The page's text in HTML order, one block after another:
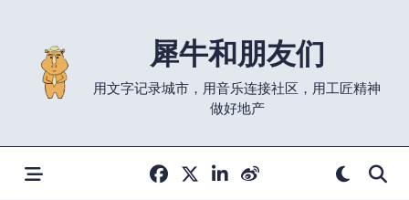
content
犀牛和朋友们
用文字记录城市，用音乐连接社区，用工匠精神
做好地产